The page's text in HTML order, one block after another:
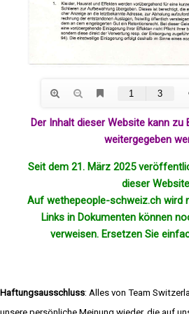
Der Inhalt dieser Website kann zu
weitergegeben
Seit dem 21. März 2025
dieser
Auf wethepeople-schweiz.ch wird
Links in Dokumenten können
verweisen. Ersetzen Sie
Haftungsausschluss: Alles von Team